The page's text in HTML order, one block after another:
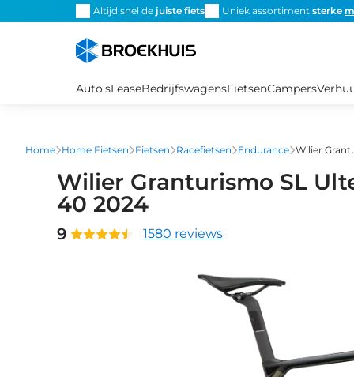
Altijd snel de juiste fiets Uniek assortiment sterke
Auto'sLeaseBedrijfswagensFietsenCampers
Home Home Fietsen Fietsen Racefietsen Endurance Wilier
Wilier Granturismo SL
40 2024
9 1580 reviews